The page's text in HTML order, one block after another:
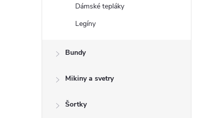
Dámské tepláky
Legíny
Bundy
Mikiny a svetry
Šortky